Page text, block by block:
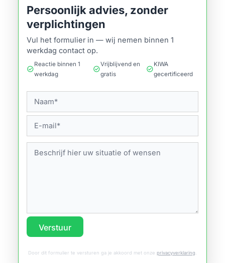
Persoonlijk advies, zonder
verplichtingen
Vul het formulier in — wij nemen binnen 1
werkdag contact op.
check_circle
Reactie binnen 1
werkdag
check_circle
Vrijblijvend en
gratis
check_circle
KIWA
gecertificeerd
Verstuur
Door dit formulier te versturen ga je akkoord met onze privacyverklaring